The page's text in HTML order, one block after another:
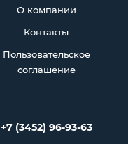
О компании
Контакты
Пользовательское
соглашение
+7 (3452) 96-93-63